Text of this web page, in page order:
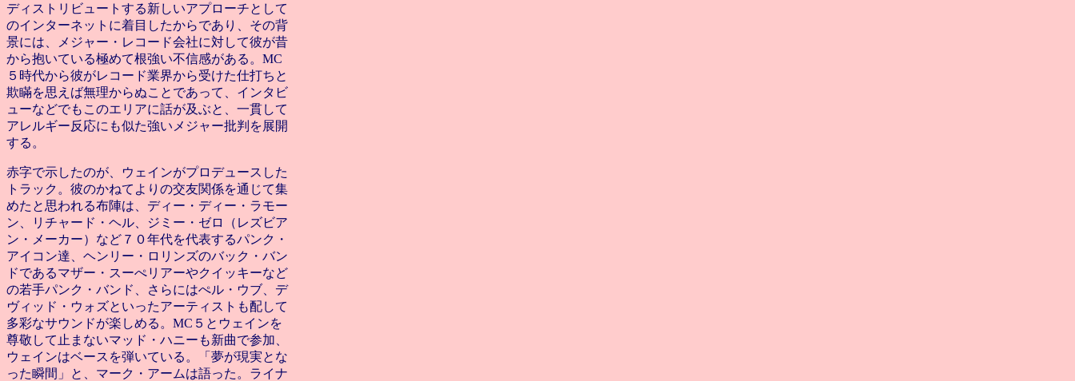
ディストリビュートする新しいアプローチとして
のインターネットに着目したからであり、その背
景には、メジャー・レコード会社に対して彼が昔
から抱いている極めて根強い不信感がある。MC
５時代から彼がレコード業界から受けた仕打ちと
欺瞞を思えば無理からぬことであって、インタビ
ューなどでもこのエリアに話が及ぶと、一貫して
アレルギー反応にも似た強いメジャー批判を展開
する。
赤字で示したのが、ウェインがプロデュースした
トラック。彼のかねてよりの交友関係を通じて集
めたと思われる布陣は、ディー・ディー・ラモー
ン、リチャード・ヘル、ジミー・ゼロ（レズビア
ン・メーカー）など７０年代を代表するパンク・
アイコン達、ヘンリー・ロリンズのバック・バン
ドであるマザー・スーぺリアーやクイッキーなど
の若手パンク・バンド、さらにはぺル・ウブ、デ
ヴィッド・ウォズといったアーティストも配して
多彩なサウンドが楽しめる。MC５とウェインを
尊敬して止まないマッド・ハニーも新曲で参加、
ウェインはベースを弾いている。「夢が現実とな
った瞬間」と、マーク・アームは語った。ライナ